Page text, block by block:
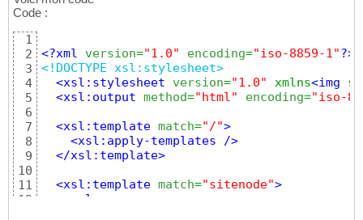
Code :
1
2
3
4
5
6
7
8
9
10
11
12
<?xml version="1.0" encoding="iso-8859-1"?>
<!DOCTYPE xsl:stylesheet>
<xsl:stylesheet
version="1.0" xmlns<img
<xsl:output method="html" encoding="iso-
<xsl:template match="/">
<xsl:apply-templates
/>
</xsl:template>
<xsl:template match="sitenode">
<ul